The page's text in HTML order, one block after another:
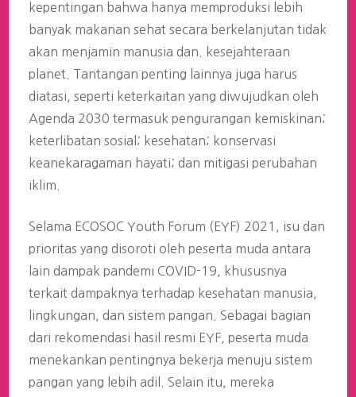
kepentingan bahwa hanya memproduksi lebih
banyak makanan sehat secara berkelanjutan tidak
akan menjamin manusia dan. kesejahteraan
planet. Tantangan penting lainnya juga harus
diatasi, seperti keterkaitan yang diwujudkan oleh
Agenda 2030 termasuk pengurangan kemiskinan;
keterlibatan sosial; kesehatan; konservasi
keanekaragaman hayati; dan mitigasi perubahan
iklim.
Selama ECOSOC Youth Forum (EYF) 2021, isu dan
prioritas yang disoroti oleh peserta muda antara
lain dampak pandemi COVID-19, khususnya
terkait dampaknya terhadap kesehatan manusia,
lingkungan, dan sistem pangan. Sebagai bagian
dari rekomendasi hasil resmi EYF, peserta muda
menekankan pentingnya bekerja menuju sistem
pangan yang lebih adil. Selain itu, mereka